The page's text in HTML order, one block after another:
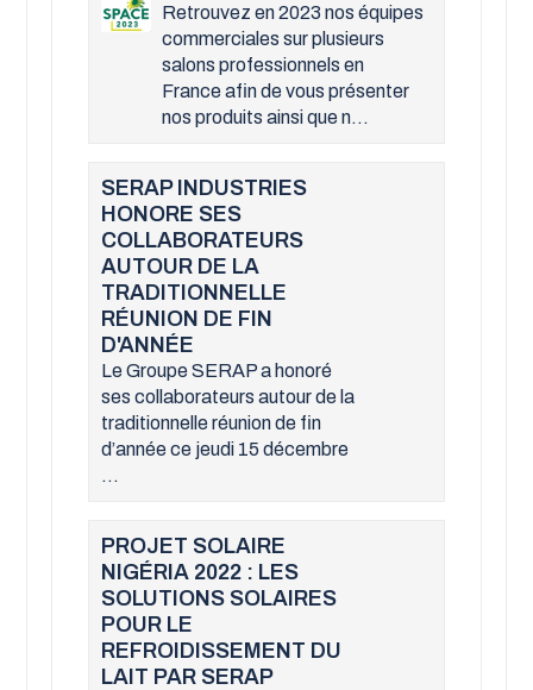
Retrouvez en 2023 nos équipes
commerciales sur plusieurs
salons professionnels en
France afin de vous présenter
nos produits ainsi que n...
SERAP INDUSTRIES
HONORE SES
COLLABORATEURS
AUTOUR DE LA
TRADITIONNELLE
RÉUNION DE FIN
D'ANNÉE
Le Groupe SERAP a honoré
ses collaborateurs autour de la
traditionnelle réunion de fin
d’année ce jeudi 15 décembre
...
PROJET SOLAIRE
NIGÉRIA 2022 : LES
SOLUTIONS SOLAIRES
POUR LE
REFROIDISSEMENT DU
LAIT PAR SERAP